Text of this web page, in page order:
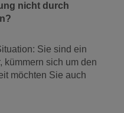
nicht durch
Sie sind ein
kümmern sich um den
möchten Sie auch